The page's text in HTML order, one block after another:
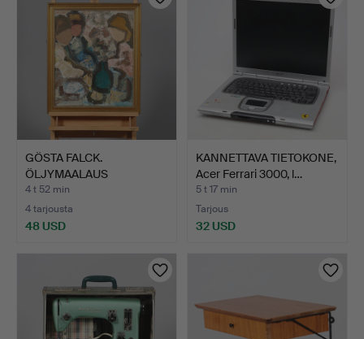
GÖSTA FALCK.
ÖLJYMAALAUS
KANKAALLE, signee…
4 t 52 min
4 tarjousta
48 USD
KANNETTAVA TIETOKONE,
Acer Ferrari 3000, l…
5 t 17 min
Tarjous
32 USD